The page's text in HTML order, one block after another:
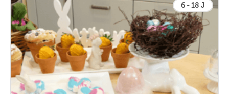
6 - 18 J